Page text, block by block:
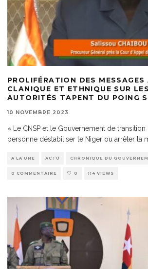
PROLIFÉRATION DES MESSAGES
CLANIQUE ET ETHNIQUE SUR
AUTORITÉS TAPENT DU POING
10 NOVEMBRE 2023
« Le CNSP et le Gouvernement de
personne déstabiliser le Niger ou arrêter la
A LA UNE ACTU CHRONIQUE DU
0 COMMENTAIRE 0 114 VIEWS